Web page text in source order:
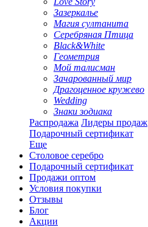
Зазеркалье
Магия султанита
Серебряная Птица
Black&White
Геометрия
Мой талисман
Зачарованный мир
Драгоценное кружево
Wedding
Знаки зодиака
Распродажа Лидеры продаж
Подарочный сертификат
Еще
Столовое серебро
Подарочный сертификат
Продажи оптом
Условия покупки
Отзывы
Блог
Акции